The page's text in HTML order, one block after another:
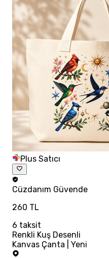
Plus Satıcı
Cüzdanım Güvende
260 TL
6 taksit
Renkli Kuş Desenli
Kanvas Çanta | Yeni